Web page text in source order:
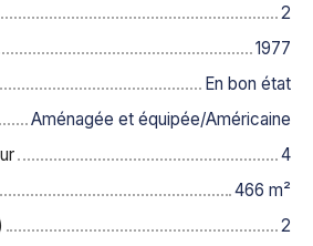
2
1977
En bon état
Aménagée et équipée/Américaine
4
466 m²
2